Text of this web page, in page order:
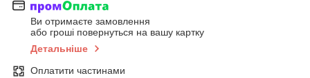
Ви отримаєте замовлення
або гроші повернуться на вашу картку
Детальніше
Оплатити частинами